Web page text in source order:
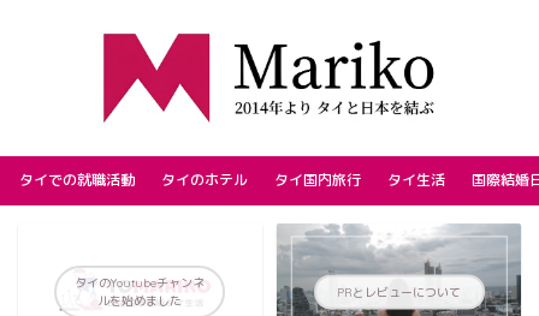
タイでの就職活動 タイのホテル タイ国内旅行 タイ生活 国際結婚
タイのYoutubeチャンネ
ルを始めました
PRとレビューについて